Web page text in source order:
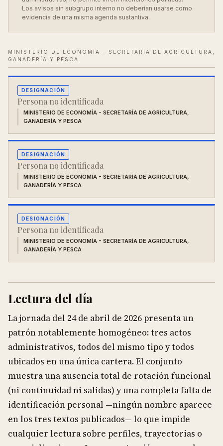
·Los avisos sin subgrupo interno no deberían usarse como
evidencia de una misma agenda sustantiva.
MINISTERIO DE ECONOMÍA - SECRETARÍA DE AGRICULTURA,
GANADERÍA Y PESCA
DESIGNACIÓN
Persona no identificada
MINISTERIO DE ECONOMÍA - SECRETARÍA DE AGRICULTURA,
GANADERÍA Y PESCA
DESIGNACIÓN
Persona no identificada
MINISTERIO DE ECONOMÍA - SECRETARÍA DE AGRICULTURA,
GANADERÍA Y PESCA
DESIGNACIÓN
Persona no identificada
MINISTERIO DE ECONOMÍA - SECRETARÍA DE AGRICULTURA,
GANADERÍA Y PESCA
Lectura del día
La jornada del 24 de abril de 2026 presenta un
patrón notablemente homogéneo: tres actos
administrativos, todos del mismo tipo y todos
ubicados en una única cartera. El conjunto
muestra una ausencia total de rotación funcional
(ni continuidad ni salidas) y una completa falta de
identificación personal —ningún nombre aparece
en los tres textos publicados— lo que impide
cualquier lectura sobre perfiles, trayectorias o